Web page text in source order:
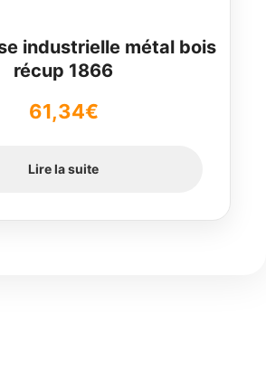
industrielle métal bois
récup 1866
61,34€
Lire la suite